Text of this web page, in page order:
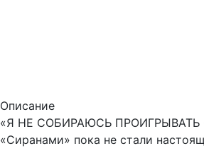
Описание
«Я НЕ СОБИРАЮСЬ
«Сиранами» пока не стали